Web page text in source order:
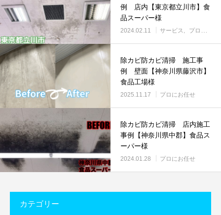
例 店内【東京都立川市】食
品スーパー様
2024.02.11 サービス プロにお任せ
除カビ防カビ清掃 施工事
例 壁面【神奈川県藤沢市】
食品工場様
2025.11.17 プロにお任せ
除カビ防カビ清掃 店内施工
事例【神奈川県中郡】食品ス
ーパー様
2024.01.28 プロにお任せ
カテゴリー